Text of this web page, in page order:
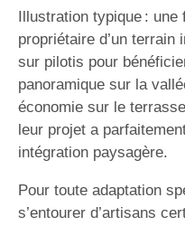
Illustration typique : une
propriétaire d’un
sur pilotis pour
panoramique sur la
économie sur le
leur projet a
intégration paysagère.
Pour toute adaptation
s’entourer d’artisans